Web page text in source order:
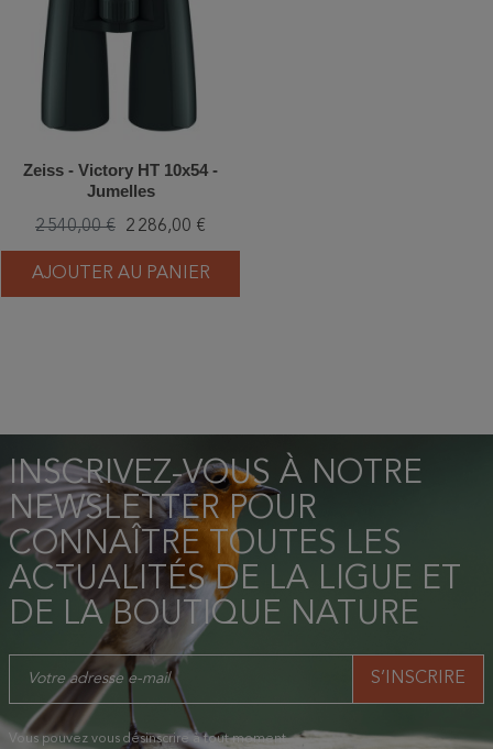
Zeiss - Victory HT 10x54 -
Jumelles
2 540,00 € 2 286,00 €
AJOUTER AU PANIER
INSCRIVEZ-VOUS À NOTRE
NEWSLETTER POUR
CONNAÎTRE TOUTES LES
ACTUALITÉS DE LA LIGUE ET
DE LA BOUTIQUE NATURE
Vous pouvez vous désinscrire à tout moment.